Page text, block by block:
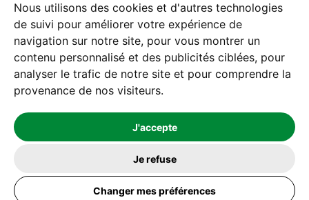
Nous utilisons des cookies et d'autres technologies
de suivi pour améliorer votre expérience de
navigation sur notre site, pour vous montrer un
contenu personnalisé et des publicités ciblées, pour
analyser le trafic de notre site et pour comprendre la
provenance de nos visiteurs.
J'accepte
Je refuse
Changer mes préférences
Les impliqués
Tous les éditeurs
Tous nos auteurs
Nos structures
Nous contacter
2026 -© Les Editions l'Harmattan. Tous droits réservés - Site réalisé par